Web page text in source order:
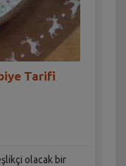
Tarifi
olacak bir